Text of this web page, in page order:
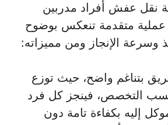
نقل عفش أفراد مدربين
عملية متقدمة تنعكس بوضوح
وسرعة الإنجاز ومن مميزاته:
بتناغم واضح، حيث توزع
التخصص، فينجز كل فرد
إليه بكفاءة تامة دون